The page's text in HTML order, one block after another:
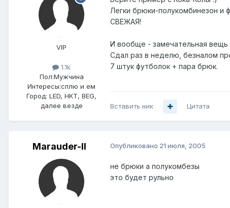
VIP
1.1k
Пол:Мужчина
Интересы:сплю и ем
Город: LED, HKT, BEG,
далее везде
Легки брюки-полукомбинезон и
СВЕЖАЯ!
И вообще - замечательная вещь
Сдал раз в неделю, безналом
7 штук футболок + пара брюк.
Вставить ник Цитата
Marauder-II Опубликовано 21 июля, 2005
не брюки а полукомбезы
это будет рульно